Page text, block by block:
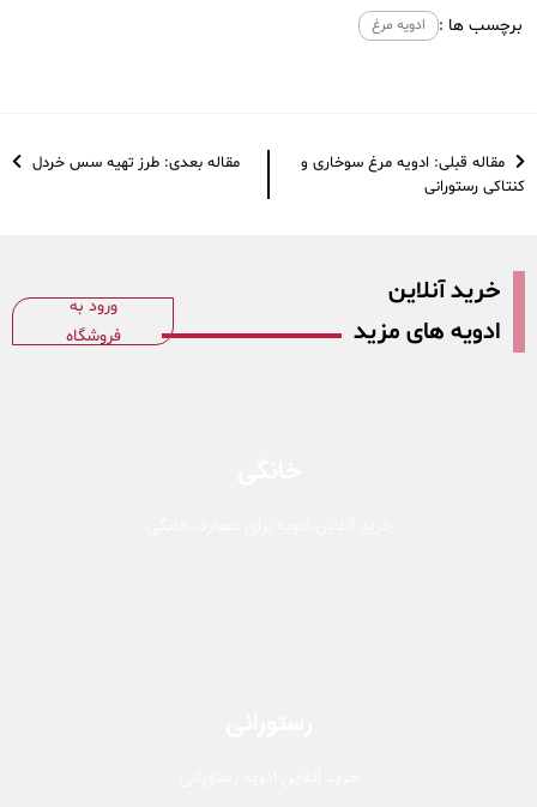
برچسب ها : ادویه مرغ
مقاله قبلی: ادویه مرغ سوخاری و
کنتاکی رستورانی
مقاله بعدی: طرز تهیه سس خردل
خرید آنلاین
ادویه های مزید
ورود به
فروشگاه